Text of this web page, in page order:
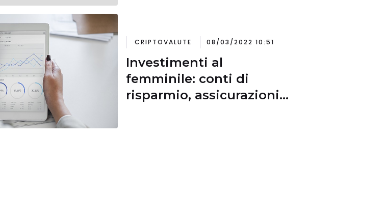
CRIPTOVALUTE 08/03/2022 10:51
Investimenti al
femminile: conti di
risparmio, assicurazioni e